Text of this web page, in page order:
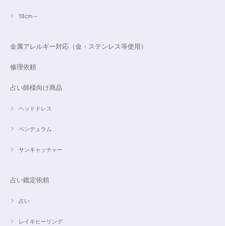
18cm～
金属アレルギー対応（金・ステンレス等使用）
修理依頼
占い師様向け商品
ヘッドドレス
ペンデュラム
サンキャッチャー
占い鑑定依頼
占い
レイキヒーリング